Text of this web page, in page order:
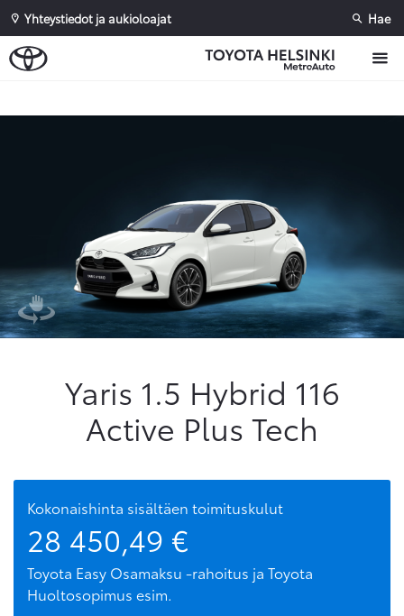
Yhteystiedot ja aukioloajat Hae
Yaris 1.5 Hybrid 116
Active Plus Tech
Kokonaishinta sisältäen toimituskulut
28 450,49 €
Toyota Easy Osamaksu -rahoitus ja Toyota
Huoltosopimus esim.